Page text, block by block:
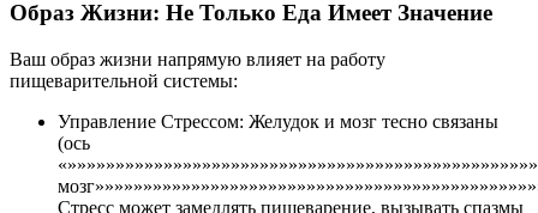
Образ Жизни: Не Только Еда Имеет Значение
Ваш образ жизни напрямую влияет на работу
пищеварительной системы:
Управление Стрессом: Желудок и мозг тесно связаны
(ось
Стресс может замедлять пищеварение, вызывать спазмы